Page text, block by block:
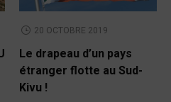
20 OCTOBRE 2019
Le drapeau d’un pays
étranger flotte au Sud-
Kivu !